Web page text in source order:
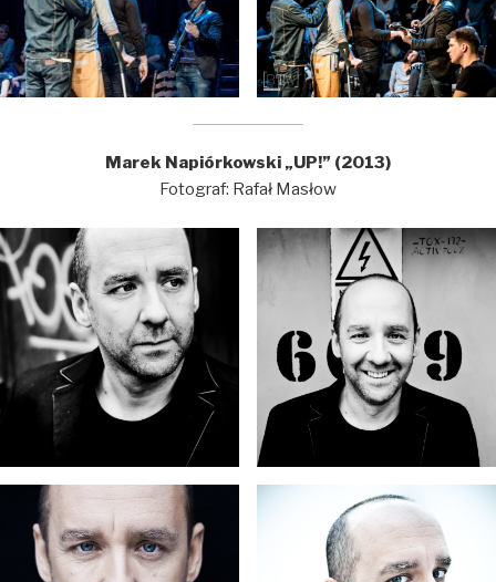
Marek Napiórkowski „UP!” (2013)
Fotograf: Rafał Masłow